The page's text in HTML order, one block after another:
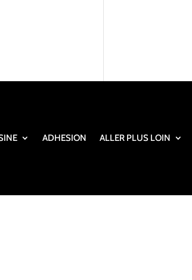
ADHESION ALLER PLUS LOIN